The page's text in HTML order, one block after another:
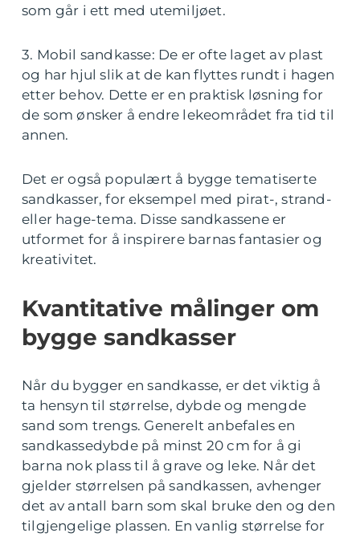
som går i ett med utemiljøet.
3. Mobil sandkasse: De er ofte laget av plast
og har hjul slik at de kan flyttes rundt i hagen
etter behov. Dette er en praktisk løsning for
de som ønsker å endre lekeområdet fra tid til
annen.
Det er også populært å bygge tematiserte
sandkasser, for eksempel med pirat-, strand-
eller hage-tema. Disse sandkassene er
utformet for å inspirere barnas fantasier og
kreativitet.
Kvantitative målinger om
bygge sandkasser
Når du bygger en sandkasse, er det viktig å
ta hensyn til størrelse, dybde og mengde
sand som trengs. Generelt anbefales en
sandkassedybde på minst 20 cm for å gi
barna nok plass til å grave og leke. Når det
gjelder størrelsen på sandkassen, avhenger
det av antall barn som skal bruke den og den
tilgjengelige plassen. En vanlig størrelse for